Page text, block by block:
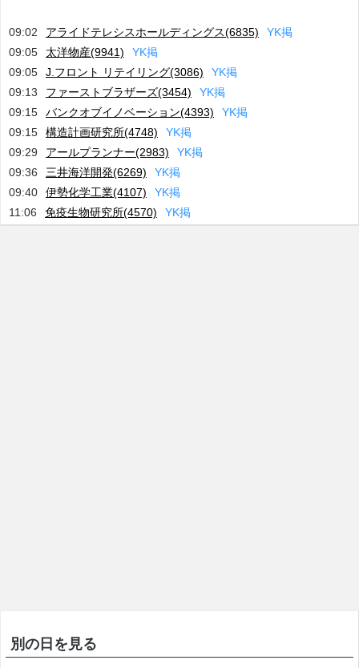
09:02 アライドテレシスホールディングス(6835) YK掲
09:05
太洋物産(9941) YK掲
09:05
J.フロント リテイリング(3086) YK掲
09:13
ファーストブラザーズ(3454) YK掲
09:15
バンクオブイノベーション(4393) YK掲
09:15
構造計画研究所(4748) YK掲
09:29
アールプランナー(2983) YK掲
09:36
三井海洋開発(6269) YK掲
09:40
伊勢化学工業(4107) YK掲
11:06
免疫生物研究所(4570) YK掲
別の日を見る